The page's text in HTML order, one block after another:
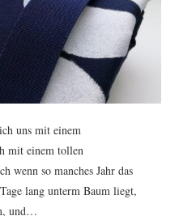
uns mit einem
mit einem tollen
wenn so manches Jahr das
lang unterm Baum liegt,
und…